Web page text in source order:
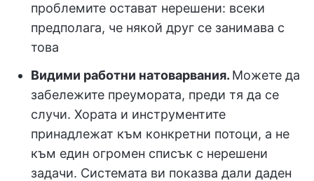
проблемите остават нерешени: всеки
предполага, че някой друг се занимава с
това
Видими работни натоварвания. Можете да
забележите преумората, преди тя да се
случи. Хората и инструментите
принадлежат към конкретни потоци, а не
към един огромен списък с нерешени
задачи. Системата ви показва дали даден